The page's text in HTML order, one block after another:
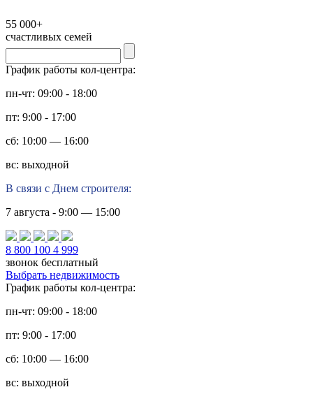
55 000+
счастливых семей
График работы кол-центра:
пн-чт: 09:00 - 18:00
пт: 9:00 - 17:00
сб: 10:00 — 16:00
вс: выходной
В связи с Днем строителя:
7 августа - 9:00 — 15:00
8 800 100 4 999
звонок бесплатный
Выбрать недвижимость
График работы кол-центра:
пн-чт: 09:00 - 18:00
пт: 9:00 - 17:00
сб: 10:00 — 16:00
вс: выходной